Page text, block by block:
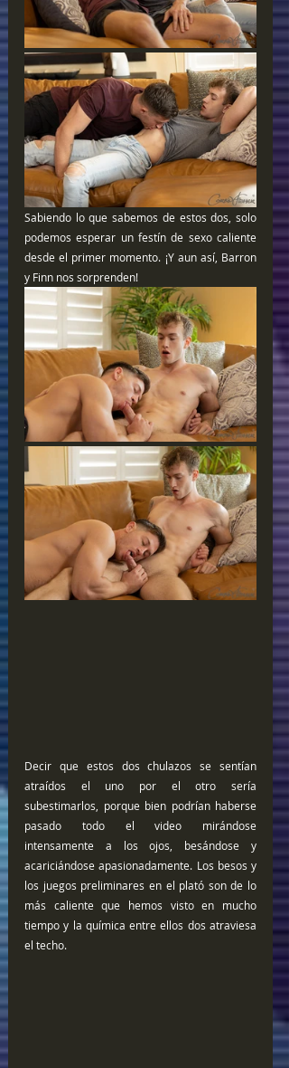
Sabiendo lo que sabemos de estos dos, solo
podemos esperar un festín de sexo caliente
desde el primer momento. ¡Y aun así, Barron
y Finn nos sorprenden!
Decir que estos dos chulazos se sentían
atraídos el uno por el otro sería
subestimarlos, porque bien podrían haberse
pasado todo el video mirándose
intensamente a los ojos, besándose y
acariciándose apasionadamente. Los besos y
los juegos preliminares en el plató son de lo
más caliente que hemos visto en mucho
tiempo y la química entre ellos dos atraviesa
el techo.